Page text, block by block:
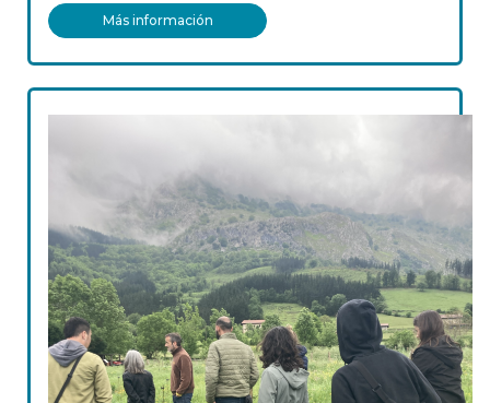
Más información